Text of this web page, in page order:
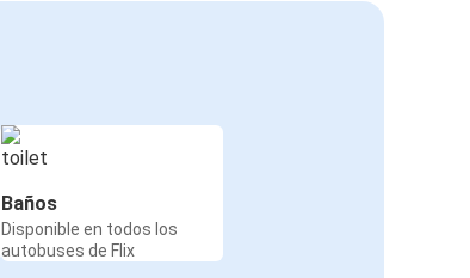
Baños
Disponible en todos los
autobuses de Flix